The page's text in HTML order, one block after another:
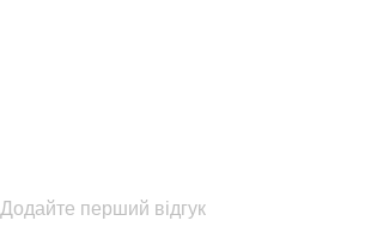
Додайте перший відгук